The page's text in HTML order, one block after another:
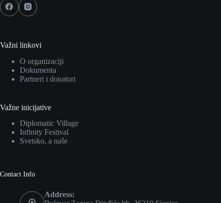
Važni linkovi
O organizaciji
Dokumenta
Partneri i donatori
Važne inicijative
Diplomatic Village
Infinity Festival
Svetsko, a naše
Contact Info
Address: